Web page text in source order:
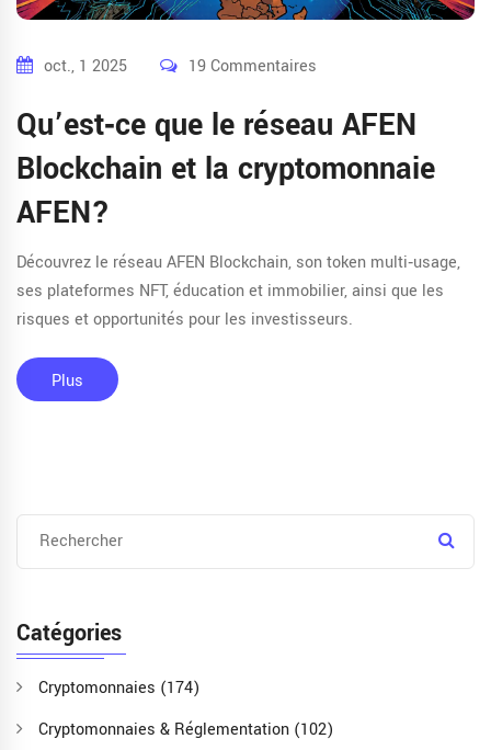
oct., 1 2025 19 Commentaires
Qu’est‑ce que le réseau AFEN
Blockchain et la cryptomonnaie
AFEN?
Découvrez le réseau AFEN Blockchain, son token multi‑usage,
ses plateformes NFT, éducation et immobilier, ainsi que les
risques et opportunités pour les investisseurs.
Plus
Catégories
Cryptomonnaies (174)
Cryptomonnaies & Réglementation (102)